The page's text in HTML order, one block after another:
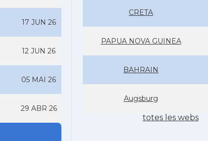
17 JUN 26
12 JUN 26
05 MAI 26
29 ABR 26
CRETA
PAPUA NOVA GUINEA
BAHRAIN
Augsburg
totes les webs